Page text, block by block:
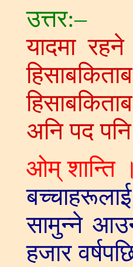
उत्तर:–
यादमा
अनि पद
ओम् शान्ति ।
सामुन्ने
हजार